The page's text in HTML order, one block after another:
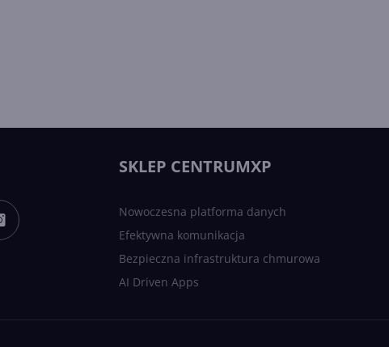
SKLEP CENTRUMXP
Nowoczesna platforma danych
Efektywna komunikacja
Bezpieczna infrastruktura chmurowa
AI Driven Apps